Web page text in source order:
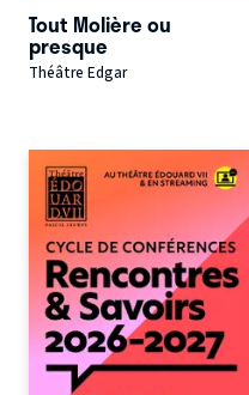
Tout Molière ou
presque
Théâtre Edgar